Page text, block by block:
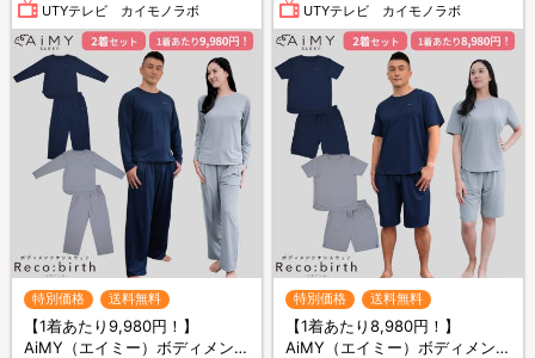
UTYテレビ カイモノラボ
特別価格 送料無料
【1着あたり9,980円！】
AiMY（エイミー）ボディメンテ
UTYテレビ カイモノラボ
特別価格 送料無料
【1着あたり8,980円！】
AiMY（エイミー）ボディメンテ